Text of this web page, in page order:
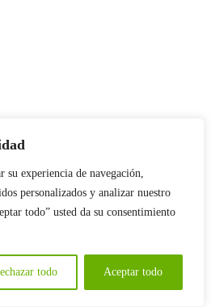
su experiencia de navegación,
personalizados y analizar nuestro
todo” usted da su consentimiento
todo Aceptar todo